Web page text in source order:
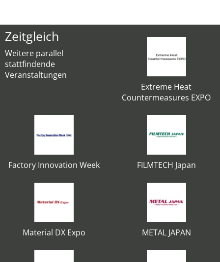
Zeitgleich
Weitere parallel
stattfindende
Veranstaltungen
Extreme Heat
Countermeasures EXPO
Factory Innovation Week FILMTECH Japan
Material DX Expo METAL JAPAN